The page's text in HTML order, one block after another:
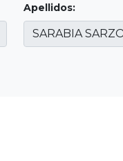
Apellidos: